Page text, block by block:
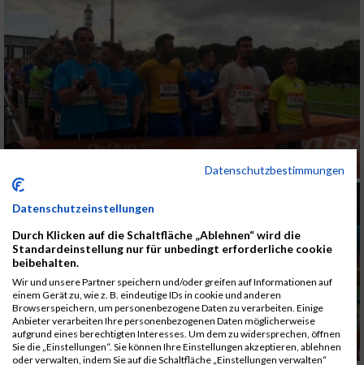
Datenschutzbestimmungen
Datenschutzeinstellungen
Durch Klicken auf die Schaltfläche „Ablehnen“ wird die
Standardeinstellung nur für unbedingt erforderliche cookie
beibehalten.
Wir und unsere Partner speichern und/oder greifen auf Informationen auf
einem Gerät zu, wie z. B. eindeutige IDs in cookie und anderen
Browserspeichern, um personenbezogene Daten zu verarbeiten. Einige
Anbieter verarbeiten Ihre personenbezogenen Daten möglicherweise
aufgrund eines berechtigten Interesses. Um dem zu widersprechen, öffnen
Sie die „Einstellungen“. Sie können Ihre Einstellungen akzeptieren, ablehnen
oder verwalten, indem Sie auf die Schaltfläche „Einstellungen verwalten“